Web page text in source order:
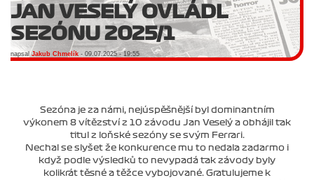
JAN VESELÝ OVLÁDL
SEZÓNU 2025/1
napsalJakub Chmelík - 09.07.2025 - 19:55
Sezóna je za námi, nejúspěšnější byl dominantním
výkonem 8 vítězství z 10 závodu Jan Veselý a obhájil tak
titul z loňské sezóny se svým Ferrari.
Nechal se slyšet že konkurence mu to nedala zadarmo i
když podle výsledků to nevypadá tak závody byly
kolikrát těsné a těžce vybojované. Gratulujeme k